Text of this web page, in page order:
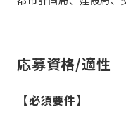
応募資格/適性
【必須要件】